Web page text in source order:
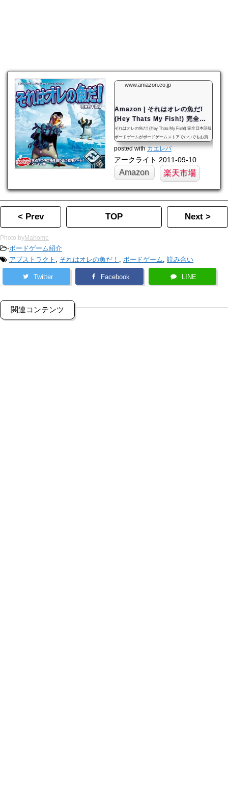
www.amazon.co.jp
Amazon | それはオレの魚だ!
(Hey Thats My Fish!) 完全日
本語版 ボードゲーム | ボードゲ
ーム | おもちゃ
それはオレの魚だ! (Hey Thats My Fish!) 完全日本語版
ボードゲームがボードゲームストアでいつでもお買い
得。当日お急ぎ便対象商品は、当日お届け可能です。
posted withカエレバ
アークライト 2011-09-10
Amazon 楽天市場
< Prev TOP Next >
Photo byMahome
-ボードゲーム紹介
-アブストラクト それはオレの魚だ！ ボードゲーム 読み合い
Twitter Facebook LINE
関連コンテンツ